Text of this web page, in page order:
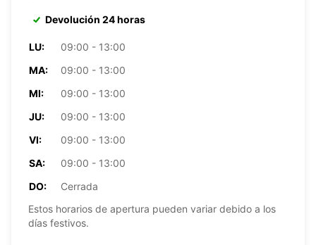
Devolución 24 horas
LU:
09:00 - 13:00
MA:
09:00 - 13:00
MI:
09:00 - 13:00
JU:
09:00 - 13:00
VI:
09:00 - 13:00
SA:
09:00 - 13:00
DO:
Cerrada
Estos horarios de apertura pueden variar debido a los
días festivos.